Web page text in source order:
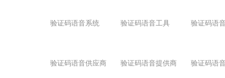
验证码语音系统 验证码语音工具 验证码语
验证码语音供应商 验证码语音提供商 验证码语